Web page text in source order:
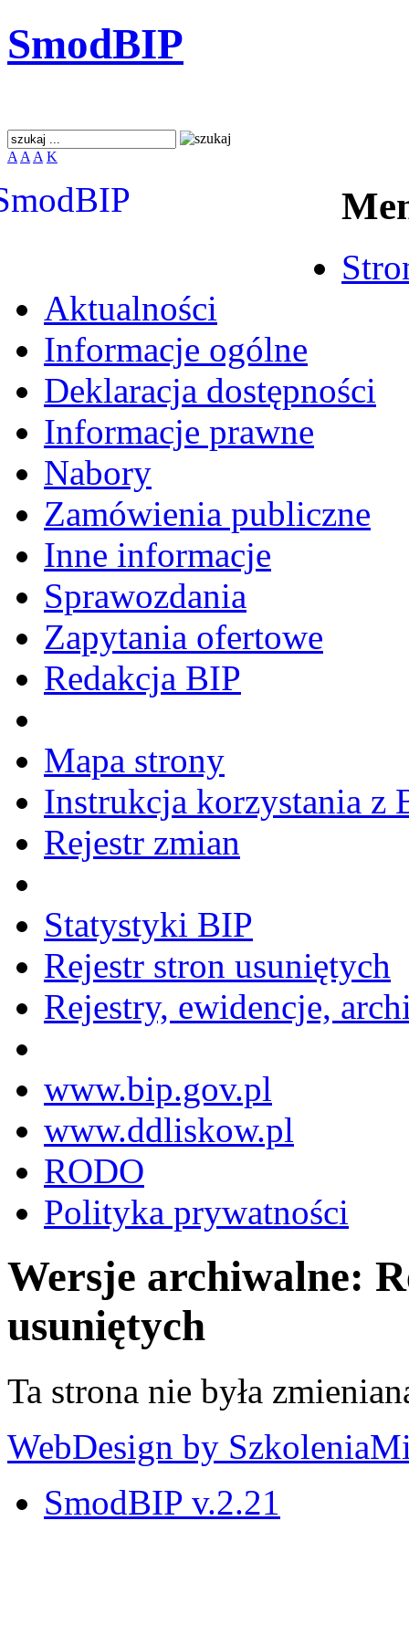
SmodBIP
A A A K
Aktualności
Informacje ogólne
Deklaracja dostępności
Informacje prawne
Nabory
Zamówienia publiczne
Inne informacje
Sprawozdania
Zapytania ofertowe
Redakcja BIP
Mapa strony
Instrukcja korzystania z
Rejestr zmian
Statystyki BIP
Rejestr stron usuniętych
Rejestry, ewidencje,
www.bip.gov.pl
www.ddliskow.pl
RODO
Polityka prywatności
Wersje archiwalne:
usuniętych
Ta strona nie była
WebDesign by
SmodBIP v.2.21